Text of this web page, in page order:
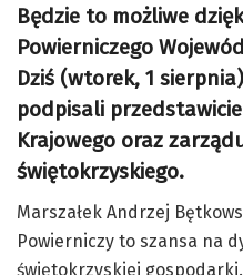
Będzie to możliwe
Powierniczego
Dziś (wtorek, 1
podpisali
Krajowego oraz
świętokrzyskiego.
Marszałek Andrzej
Powierniczy to szansa na
świętokrzyskiej gospodarki.